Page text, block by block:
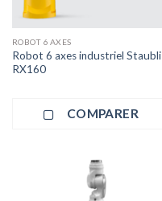
ROBOT 6 AXES
Robot 6 axes industriel Staubli
RX160
COMPARER